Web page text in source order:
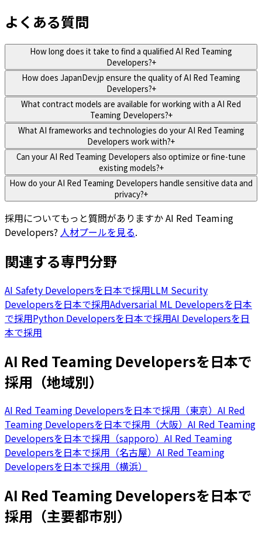
よくある質問
How long does it take to find a qualified AI Red Teaming
Developers?+
How does JapanDev.jp ensure the quality of AI Red Teaming
Developers?+
What contract models are available for working with a AI Red
Teaming Developers?+
What AI frameworks and technologies do your AI Red Teaming
Developers work with?+
Can your AI Red Teaming Developers also optimize or fine-tune
existing models?+
How do your AI Red Teaming Developers handle sensitive data and
privacy?+
採用についてもっと質問がありますかAI Red Teaming
Developers? 人材プールを見る.
関連する専門分野
AI Safety Developersを日本で採用LLM Security
Developersを日本で採用Adversarial ML Developersを日本
で採用Python Developersを日本で採用AI Developersを日
本で採用
AI Red Teaming Developersを日本で
採用（地域別）
AI Red Teaming Developersを日本で採用（東京） AI Red
Teaming Developersを日本で採用（大阪） AI Red Teaming
Developersを日本で採用（sapporo） AI Red Teaming
Developersを日本で採用（名古屋） AI Red Teaming
Developersを日本で採用（横浜）
AI Red Teaming Developersを日本で
採用（主要都市別）